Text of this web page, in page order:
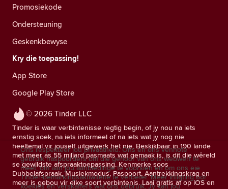
© 2026 Tinder LLC
Tinder is waar verbintenisse regtig begin, of jy nou na iets
ernstig soek, na iets informeel of na iets wat jy nog nie
heeltemal vir jouself uitgewerk het nie. Beskikbaar in 190 lande
met meer as 55 miljard pasmaats wat gemaak is, is dit die wêreld
se gewildste afspraaktoepassing. Kenmerke soos
Dubbelafspraak, Musiekmodus, Paspoort, Aantrekkingskrag en
meer is gebou vir elke soort verbintenis. Laai gratis af op iOS en
Promosiekode
Ondersteuning
Geskenkbewyse
Kry die toepassing!
App Store
Google Play Store
Ons respekteer jou privaatheid. Ons en ons vennote
gebruik naspoorders om die gehoor van ons webwerf te
meet, om aan jou aanbiedinge te voorsien en om ons eie
Tinder-bemarkingsaktiwiteite te verbeter. Meer inligting oor
koekies en verskaffers wat ons gebruik. Jy kan jou